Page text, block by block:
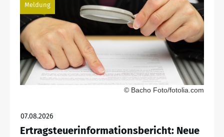
Meldung
© Bacho Foto/fotolia.com
07.08.2026
Ertragsteuerinformationsbericht: Neue